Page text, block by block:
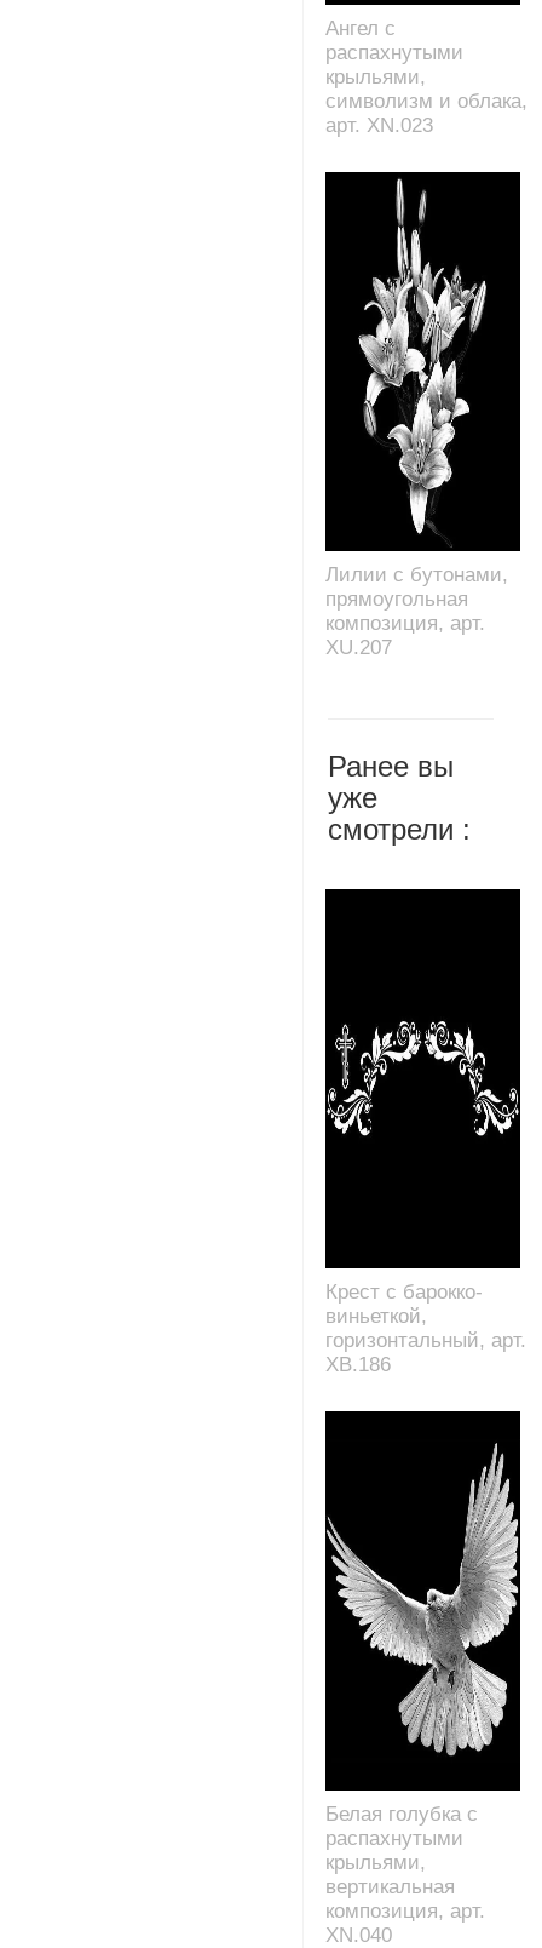
Ангел с
распахнутыми
крыльями,
символизм и облака,
арт. XN.023
Лилии с бутонами,
прямоугольная
композиция, арт.
XU.207
Ранее вы
уже
смотрели :
Крест с барокко-
виньеткой,
горизонтальный, арт.
XB.186
Белая голубка с
распахнутыми
крыльями,
вертикальная
композиция, арт.
XN.040